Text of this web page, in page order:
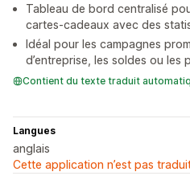
Tableau de bord centralisé
cartes-cadeaux avec des
Idéal pour les campagnes
d’entreprise, les soldes ou les
Contient du texte traduit
Langues
anglais
Cette application n’est pas